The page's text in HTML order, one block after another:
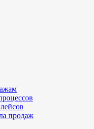
продаж